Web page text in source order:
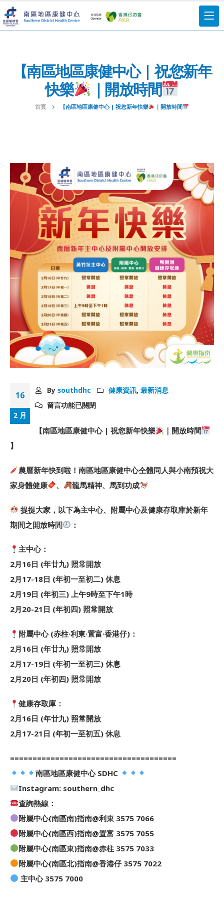
【南區地區康健中心 | 祝您新年
快樂
｜開放時間
首頁 【南區地區康健中心 | 祝您新年快樂 ｜開放時間
16
2 月
By southdhc 健康資訊,最新消息
留言功能已關閉
【南區地區康健中心 | 祝您新年快樂
｜開放時間
】
農曆新年快到啦！南區地區康健中心仝體同人與小南預祝大
家身體健康
、 龍馬精神、馬到功成
提提大家，以下為主中心、附屬中心及健康存取庫於新年
期間之開放時間
：
主中心：
2月16日 (年廿九) 照常開放
2月17-18日 (年初一至初二) 休息
2月19日 (年初三) 上午9時至下午1時
2月20-21日 (年初四) 照常開放
附屬中心 (赤柱·利東·置富·香港仔)：
2月16日 (年廿九) 照常開放
2月17-19日 (年初一至初三) 休息
2月20日 (年初四) 照常開放
健康存取庫：
2月16日 (年廿九) 照常開放
2月17-21日 (年初一至初五) 休息
=====================================
南區地區康健中心 SDHC
Instagram: southern_dhc
查詢熱線：
附屬中心(南區南)指南@利東 3575 7066
附屬中心(南區西)指南@置富 3575 7055
附屬中心(南區東)指南@赤柱 3575 7033
附屬中心(南區北)指南@香港仔 3575 7022
主中心 3575 7000